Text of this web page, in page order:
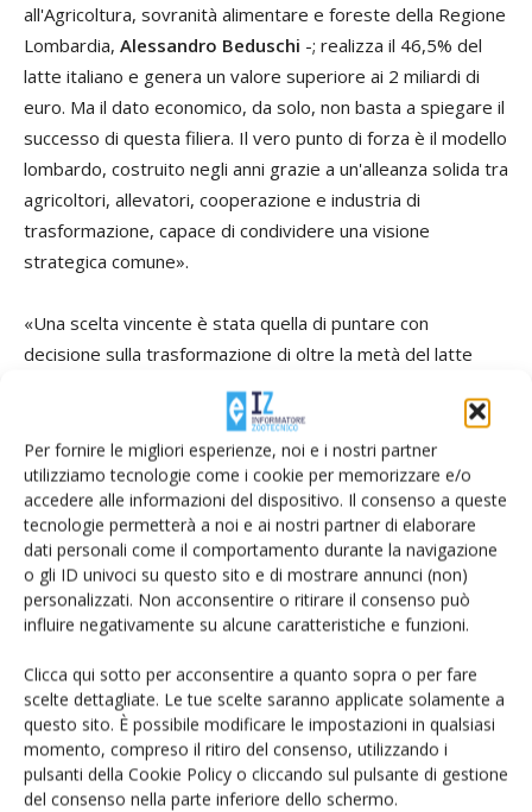
Per fornire le migliori esperienze, noi e i nostri partner
utilizziamo tecnologie come i cookie per memorizzare e/o
accedere alle informazioni del dispositivo. Il consenso a queste
tecnologie permetterà a noi e ai nostri partner di elaborare
dati personali come il comportamento durante la navigazione
o gli ID univoci su questo sito e di mostrare annunci (non)
personalizzati. Non acconsentire o ritirare il consenso può
influire negativamente su alcune caratteristiche e funzioni.
Clicca qui sotto per acconsentire a quanto sopra o per fare
scelte dettagliate. Le tue scelte saranno applicate solamente a
questo sito. È possibile modificare le impostazioni in qualsiasi
momento, compreso il ritiro del consenso, utilizzando i
pulsanti della Cookie Policy o cliccando sul pulsante di gestione
del consenso nella parte inferiore dello schermo.
all'Agricoltura, sovranità alimentare e foreste della Regione
Lombardia, Alessandro Beduschi -; realizza il 46,5% del
latte italiano e genera un valore superiore ai 2 miliardi di
euro. Ma il dato economico, da solo, non basta a spiegare il
successo di questa filiera. Il vero punto di forza è il modello
lombardo, costruito negli anni grazie a un'alleanza solida tra
agricoltori, allevatori, cooperazione e industria di
trasformazione, capace di condividere una visione
strategica comune».
«Una scelta vincente è stata quella di puntare con
decisione sulla trasformazione di oltre la metà del latte
lombardo -. Abbiamo superato una logica che considerava il
latte una semplice commodity, creando invece valore
aggiunto lungo tutta la filiera, rafforzando la competitività
delle imprese e garantendo una maggiore stabilità anche
nei momenti di tensione sui mercati. Le recenti difficoltà
legate alla remunerazione del latte hanno inciso meno in
Lombardia proprio grazie a questa impostazione, che
considero non solo economicamente efficace, ma anche
eticamente corretta».